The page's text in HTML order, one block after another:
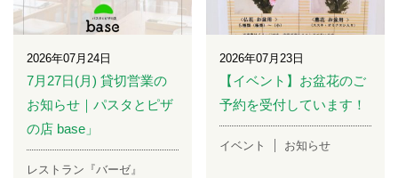
2026年07月24日
7月27日(月) 貸切営業の
お知らせ｜パスタとピザ
の店 base」
レストラン『バーゼ』
2026年07月23日
【イベント】お盆花のご
予約を受付しています！
イベント お知らせ